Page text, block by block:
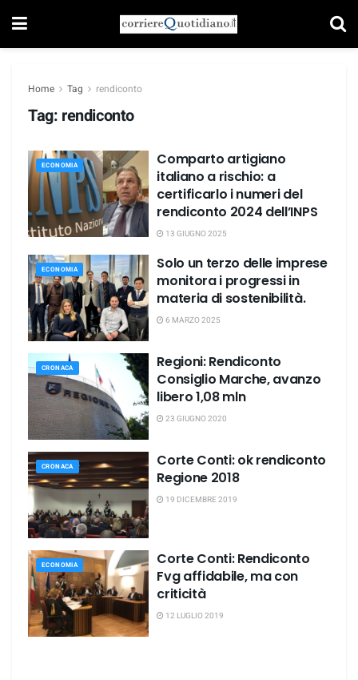
Home Tag rendiconto
Tag: rendiconto
ECONOMIA
Comparto artigiano
italiano a rischio: a
certificarlo i numeri del
rendiconto 2024 dell’INPS
13 GIUGNO 2025
ECONOMIA
Solo un terzo delle imprese
monitora i progressi in
materia di sostenibilità.
6 MARZO 2025
CRONACA
Regioni: Rendiconto
Consiglio Marche, avanzo
libero 1,08 mln
23 GIUGNO 2020
CRONACA
Corte Conti: ok rendiconto
Regione 2018
19 DICEMBRE 2019
ECONOMIA
Corte Conti: Rendiconto
Fvg affidabile, ma con
criticità
12 LUGLIO 2019